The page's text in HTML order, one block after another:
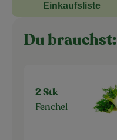
Einkaufsliste
Du brauchst:
2 Stk
Fenchel